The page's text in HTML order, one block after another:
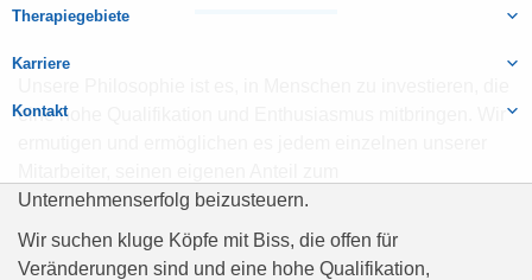
Therapiegebiete
Karriere
Kontakt
eine hohe Qualifikation und Enthusiasmus mitbringen. Wir
Unternehmenserfolg beizusteuern.
Wir suchen kluge Köpfe mit Biss, die offen für
Veränderungen sind und eine hohe Qualifikation,